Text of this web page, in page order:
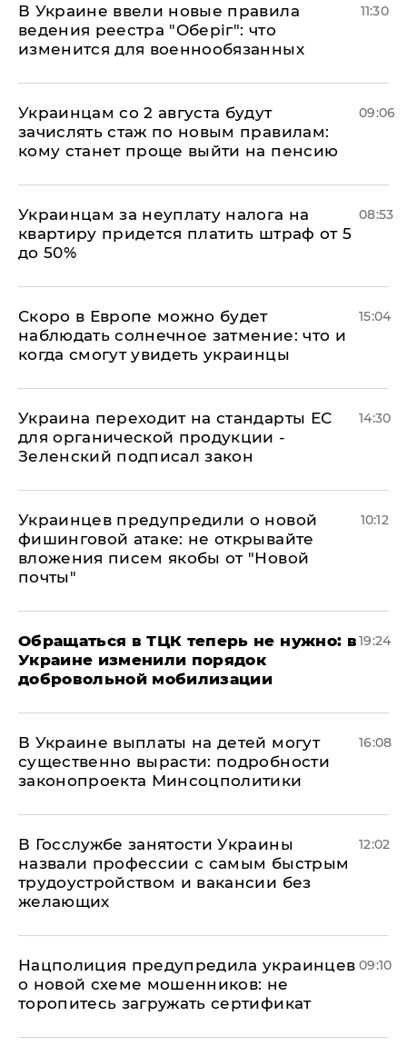
В Украине ввели новые правила
ведения реестра "Оберіг": что
изменится для военнообязанных
11:30
Украинцам со 2 августа будут
зачислять стаж по новым правилам:
кому станет проще выйти на пенсию
09:06
Украинцам за неуплату налога на
квартиру придется платить штраф от 5
до 50%
08:53
Скоро в Европе можно будет
наблюдать солнечное затмение: что и
когда смогут увидеть украинцы
15:04
Украина переходит на стандарты ЕС
для органической продукции -
Зеленский подписал закон
14:30
Украинцев предупредили о новой
фишинговой атаке: не открывайте
вложения писем якобы от "Новой
почты"
10:12
Обращаться в ТЦК теперь не нужно: в
Украине изменили порядок
добровольной мобилизации
19:24
В Украине выплаты на детей могут
существенно вырасти: подробности
законопроекта Минсоцполитики
16:08
В Госслужбе занятости Украины
назвали профессии с самым быстрым
трудоустройством и вакансии без
желающих
12:02
Нацполиция предупредила украинцев
о новой схеме мошенников: не
торопитесь загружать сертификат
09:10